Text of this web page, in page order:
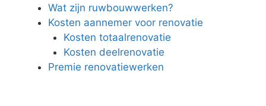
Wat zijn ruwbouwwerken?
Kosten aannemer voor renovatie
Kosten totaalrenovatie
Kosten deelrenovatie
Premie renovatiewerken